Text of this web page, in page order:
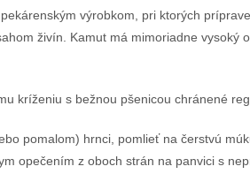
výrobkom, pri ktorých
živín. Kamut má mimoriadne vysoký
kríženiu s bežnou pšenicou chránené
pomalom) hrnci, pomlieť na čerstvú
opečením z oboch strán na panvici s